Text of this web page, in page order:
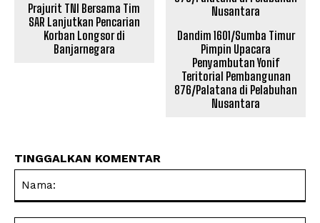
Prajurit TNI Bersama Tim
SAR Lanjutkan Pencarian
Korban Longsor di
Banjarnegara
Dandim 1601/Sumba Timur
Pimpin Upacara
Penyambutan Yonif
Teritorial Pembangunan
876/Palatana di Pelabuhan
Nusantara
TINGGALKAN KOMENTAR